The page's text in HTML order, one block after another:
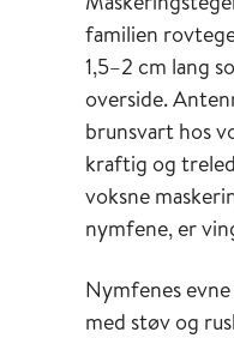
familien
1,5–2 cm lang
overside.
brunsvart hos
kraftig og
voksne
nymfene, er
Nymfenes
med støv og